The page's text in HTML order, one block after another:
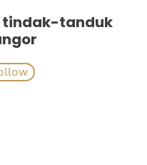
tindak-tanduk